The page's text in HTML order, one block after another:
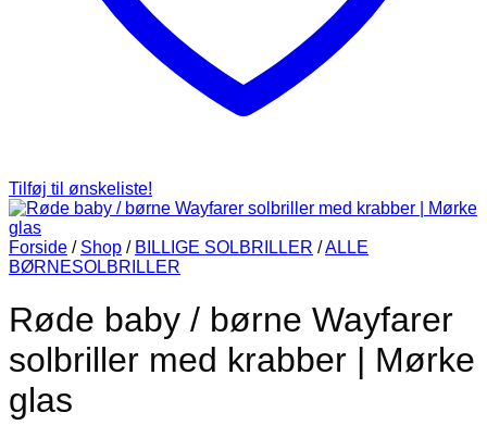
Tilføj til ønskeliste!
Forside / Shop / BILLIGE SOLBRILLER /ALLE
BØRNESOLBRILLER
Røde baby / børne Wayfarer
solbriller med krabber | Mørke
glas